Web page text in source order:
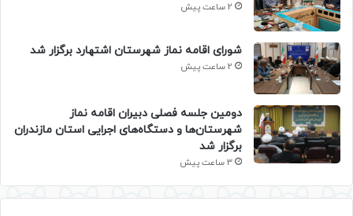
2 ساعت پیش
شورای اقامه نماز شهرستان اشتهارد برگزار شد
2 ساعت پیش
دومین جلسه فصلی دبیران اقامه نماز
شهرستان‌ها و دستگاه‌های اجرایی استان مازندران
برگزار شد
3 ساعت پیش